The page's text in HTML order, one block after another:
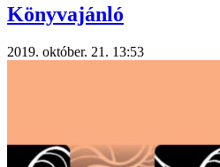
Könyvajánló
2019. október. 21. 13:53